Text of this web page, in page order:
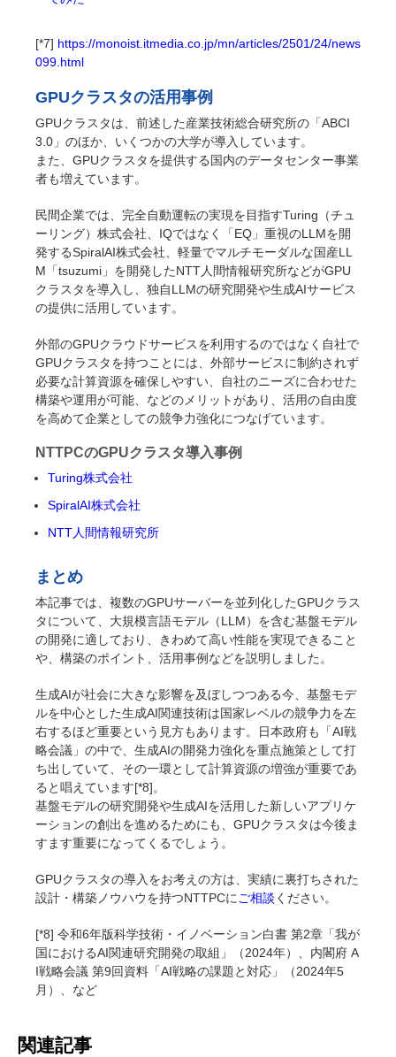
[*7] https://monoist.itmedia.co.jp/mn/articles/2501/24/news
099.html
GPUクラスタの活用事例
GPUクラスタは、前述した産業技術総合研究所の「ABCI
3.0」のほか、いくつかの大学が導入しています。
また、GPUクラスタを提供する国内のデータセンター事業
者も増えています。
民間企業では、完全自動運転の実現を目指すTuring（チュ
ーリング）株式会社、IQではなく「EQ」重視のLLMを開
発するSpiralAI株式会社、軽量でマルチモーダルな国産LL
M「tsuzumi」を開発したNTT人間情報研究所などがGPU
クラスタを導入し、独自LLMの研究開発や生成AIサービス
の提供に活用しています。
外部のGPUクラウドサービスを利用するのではなく自社で
GPUクラスタを持つことには、外部サービスに制約されず
必要な計算資源を確保しやすい、自社のニーズに合わせた
構築や運用が可能、などのメリットがあり、活用の自由度
を高めて企業としての競争力強化につなげています。
NTTPCのGPUクラスタ導入事例
Turing株式会社
SpiralAI株式会社
NTT人間情報研究所
まとめ
本記事では、複数のGPUサーバーを並列化したGPUクラス
タについて、大規模言語モデル（LLM）を含む基盤モデル
の開発に適しており、きわめて高い性能を実現できること
や、構築のポイント、活用事例などを説明しました。
生成AIが社会に大きな影響を及ぼしつつある今、基盤モデ
ルを中心とした生成AI関連技術は国家レベルの競争力を左
右するほど重要という見方もあります。日本政府も「AI戦
略会議」の中で、生成AIの開発力強化を重点施策として打
ち出していて、その一環として計算資源の増強が重要であ
ると唱えています[*8]。
基盤モデルの研究開発や生成AIを活用した新しいアプリケ
ーションの創出を進めるためにも、GPUクラスタは今後ま
すます重要になってくるでしょう。
GPUクラスタの導入をお考えの方は、実績に裏打ちされた
設計・構築ノウハウを持つNTTPCにご相談 ください。
[*8] 令和6年版科学技術・イノベーション白書 第2章「我が
国におけるAI関連研究開発の取組」（2024年）、内閣府 A
I戦略会議 第9回資料「AI戦略の課題と対応」（2024年5
月）、など
関連記事